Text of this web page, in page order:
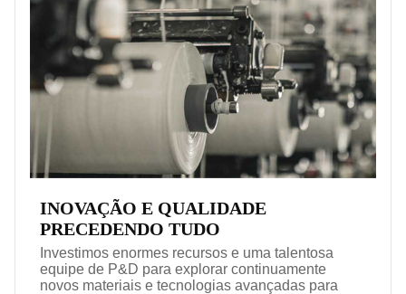
INOVAÇÃO E QUALIDADE
PRECEDENDO TUDO
Investimos enormes recursos e uma talentosa
equipe de P&D para explorar continuamente
novos materiais e tecnologias avançadas para